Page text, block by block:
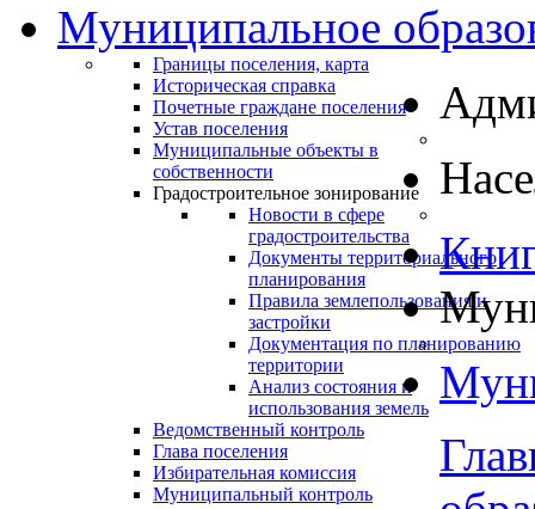
Муниципальное
Границы поселения, карта
Историческая справка
Почетные граждане поселения
Устав поселения
Муниципальные объекты в
собственности
Градостроительное зонирование
Новости в сфере
градостроительства
Документы территориального
планирования
Правила землепользования и
застройки
Документация по планированию
территории
Анализ состояния и
использования земель
Ведомственный контроль
Глава поселения
Избирательная комиссия
Муниципальный контроль